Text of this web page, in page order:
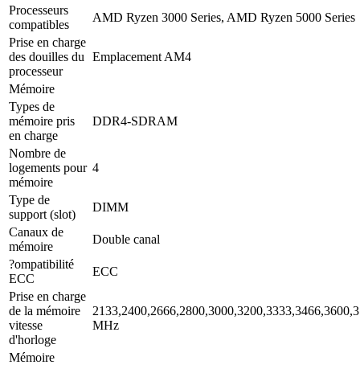
Processeurs
compatibles
AMD Ryzen 3000 Series, AMD Ryzen 5000 Series
Prise en charge
des douilles du
processeur
Emplacement AM4
Mémoire
Types de
mémoire pris
en charge
DDR4-SDRAM
Nombre de
logements pour
mémoire
4
Type de
support (slot)
DIMM
Canaux de
mémoire
Double canal
?ompatibilité
ECC
ECC
Prise en charge
de la mémoire
vitesse
d'horloge
MHz
Mémoire